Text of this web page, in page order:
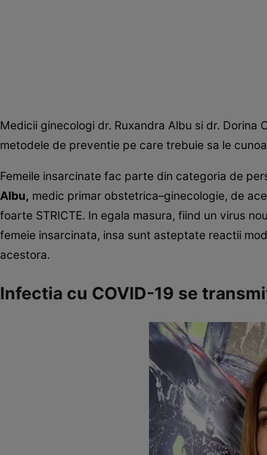
Medicii ginecologi dr. Ruxandra Albu si dr.
metodele de preventie pe care trebuie sa le
Femeile insarcinate fac parte din categoria de
Albu, medic primar obstetrica–ginecologie, de
foarte STRICTE. In egala masura, fiind un virus
femeie insarcinata, insa sunt asteptate reactii
acestora.
Infectia cu COVID-19 se